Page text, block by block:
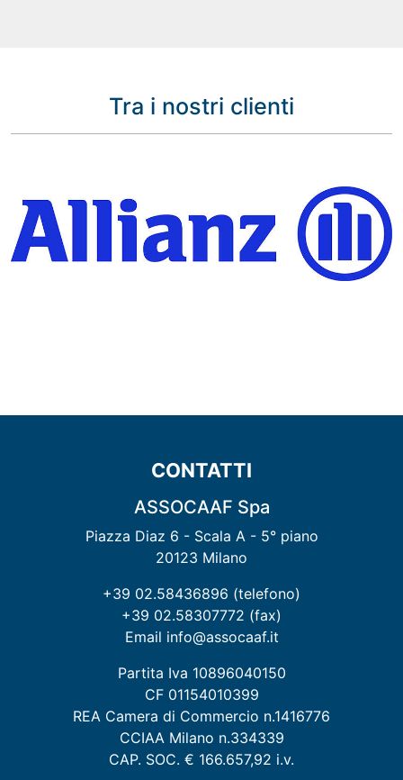
Tra i nostri clienti
CONTATTI
ASSOCAAF Spa
Piazza Diaz 6 - Scala A - 5° piano
20123 Milano
+39 02.58436896 (telefono)
+39 02.58307772 (fax)
Email info@assocaaf.it
Partita Iva 10896040150
CF 01154010399
REA Camera di Commercio n.1416776
CCIAA Milano n.334339
CAP. SOC. € 166.657,92 i.v.